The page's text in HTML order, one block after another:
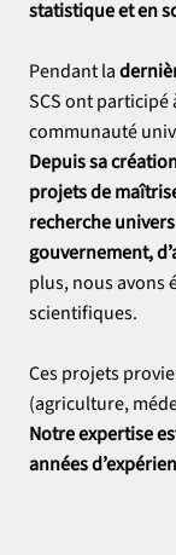
statistique et en
Pendant la
SCS ont participé
communauté
Depuis sa
projets de
recherche
gouvernement,
plus, nous avons
scientifiques.
Ces projets
(agriculture,
Notre expertise
années